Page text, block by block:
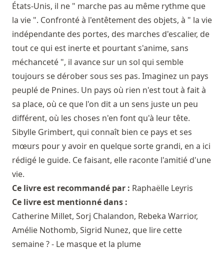
États-Unis, il ne " marche pas au même rythme que
la vie ". Confronté à l'entêtement des objets, à " la vie
indépendante des portes, des marches d'escalier, de
tout ce qui est inerte et pourtant s'anime, sans
méchanceté ", il avance sur un sol qui semble
toujours se dérober sous ses pas. Imaginez un pays
peuplé de Pnines. Un pays où rien n'est tout à fait à
sa place, où ce que l'on dit a un sens juste un peu
différent, où les choses n'en font qu'à leur tête.
Sibylle Grimbert, qui connaît bien ce pays et ses
mœurs pour y avoir en quelque sorte grandi, en a ici
rédigé le guide. Ce faisant, elle raconte l'amitié d'une
vie.
Ce livre est recommandé par : Raphaëlle Leyris
Ce livre est mentionné dans :
Catherine Millet, Sorj Chalandon, Rebeka Warrior,
Amélie Nothomb, Sigrid Nunez, que lire cette
semaine ? - Le masque et la plume